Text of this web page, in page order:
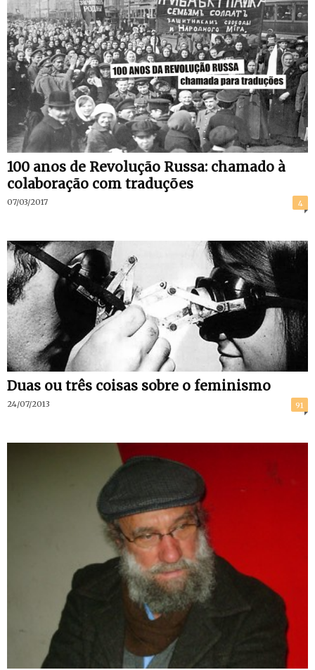
100 anos de Revolução Russa: chamado à
colaboração com traduções
07/03/2017 4
Duas ou três coisas sobre o feminismo
24/07/2013 91